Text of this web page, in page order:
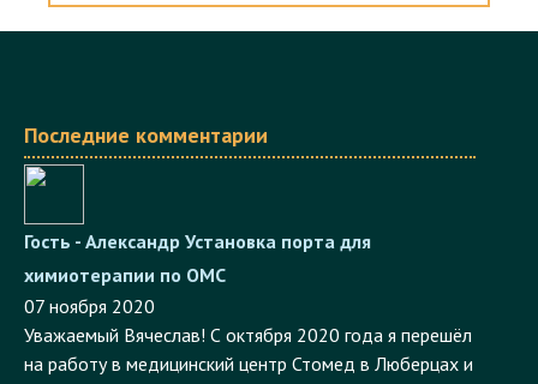
Последние комментарии
Гость - Александр Установка порта для
химиотерапии по ОМС
07 ноября 2020
Уважаемый Вячеслав! С октября 2020 года я перешёл
на работу в медицинский центр Стомед в Люберцах и